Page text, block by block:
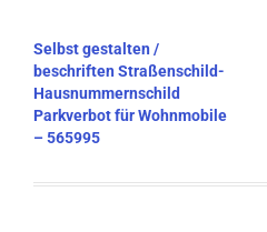
Beitragsnavigation
Selbst gestalten /
beschriften Straßenschild-
Hausnummernschild
Parkverbot für Wohnmobile
– 565995